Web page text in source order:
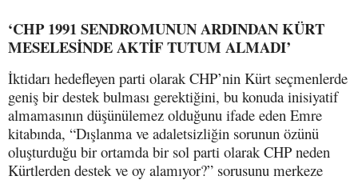
‘CHP 1991 SENDROMUNUN ARDINDAN KÜRT
MESELESİNDE AKTİF TUTUM ALMADI’
İktidarı hedefleyen parti olarak CHP’nin Kürt seçmenlerde
geniş bir destek bulması gerektiğini, bu konuda inisiyatif
almamasının düşünülemez olduğunu ifade eden Emre
kitabında, “Dışlanma ve adaletsizliğin sorunun özünü
oluşturduğu bir ortamda bir sol parti olarak CHP neden
Kürtlerden destek ve oy alamıyor?” sorusunu merkeze